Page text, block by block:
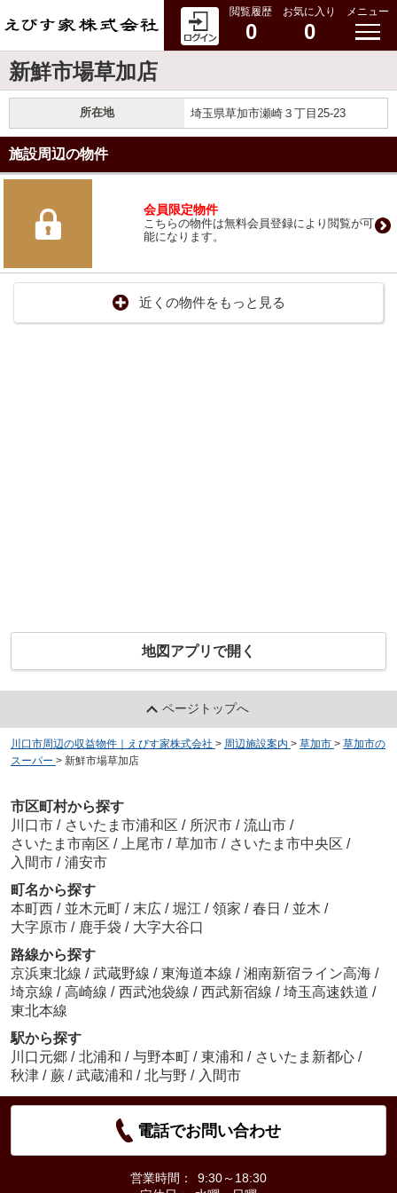
閲覧履歴
0
お気に入り
0
メニュー
新鮮市場草加店
所在地 埼玉県草加市瀬崎３丁目25-23
施設周辺の物件
会員限定物件
こちらの物件は無料会員登録により閲覧が可
能になります。
近くの物件をもっと見る
地図アプリで開く
ページトップへ
川口市周辺の収益物件｜えびす家株式会社 > 周辺施設案内 > 草加市 > 草加市の
スーパー > 新鮮市場草加店
市区町村から探す
川口市 / さいたま市浦和区 / 所沢市 / 流山市 /
さいたま市南区 / 上尾市 / 草加市 / さいたま市中央区 /
入間市 / 浦安市
町名から探す
本町西 / 並木元町 / 末広 / 堀江 / 領家 / 春日 / 並木 /
大字原市 / 鹿手袋 / 大字大谷口
路線から探す
京浜東北線 / 武蔵野線 / 東海道本線 / 湘南新宿ライン高海 /
埼京線 / 高崎線 / 西武池袋線 / 西武新宿線 / 埼玉高速鉄道 /
東北本線
駅から探す
川口元郷 / 北浦和 / 与野本町 / 東浦和 / さいたま新都心 /
秋津 / 蕨 / 武蔵浦和 / 北与野 / 入間市
電話でお問い合わせ
営業時間：
9:30～18:30